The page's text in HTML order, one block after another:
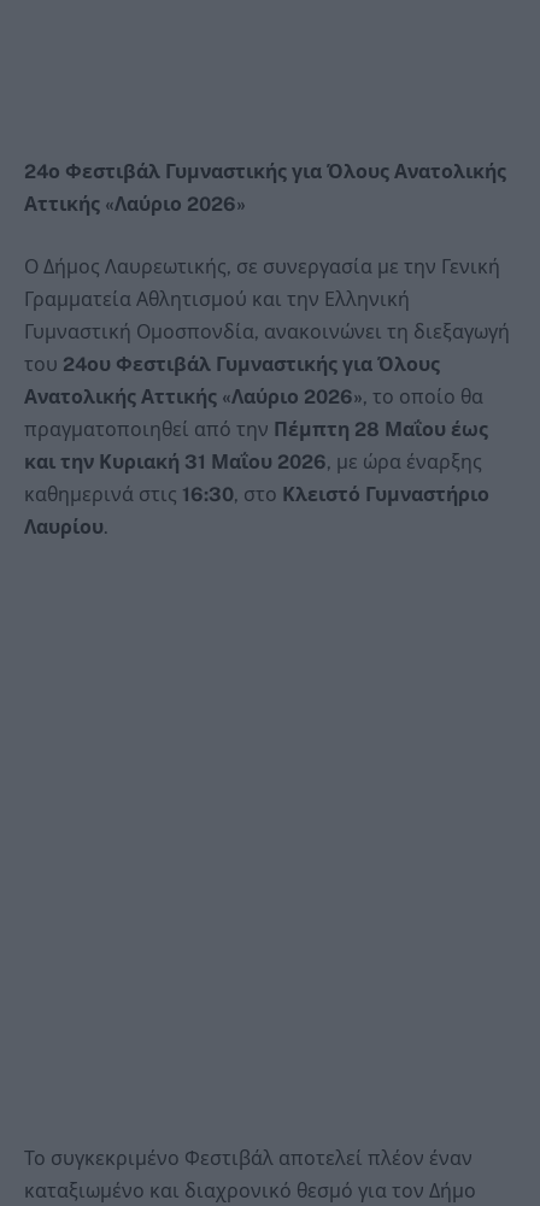
24ο Φεστιβάλ Γυμναστικής για Όλους Ανατολικής
Αττικής «Λαύριο 2026»
Ο Δήμος Λαυρεωτικής, σε συνεργασία με την Γενική
Γραμματεία Αθλητισμού και την Ελληνική
Γυμναστική Ομοσπονδία, ανακοινώνει τη διεξαγωγή
του 24ου Φεστιβάλ Γυμναστικής για Όλους
Ανατολικής Αττικής «Λαύριο 2026», το οποίο θα
πραγματοποιηθεί από την Πέμπτη 28 Μαΐου έως
και την Κυριακή 31 Μαΐου 2026, με ώρα έναρξης
καθημερινά στις 16:30, στο Κλειστό Γυμναστήριο
Λαυρίου.
Το συγκεκριμένο Φεστιβάλ αποτελεί πλέον έναν
καταξιωμένο και διαχρονικό θεσμό για τον Δήμο